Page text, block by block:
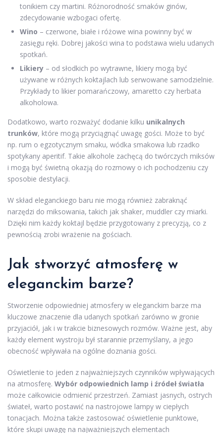
tonikiem czy martini. Różnorodność smaków ginów,
zdecydowanie wzbogaci ofertę.
Wino – czerwone, białe i różowe wina powinny być w
zasięgu ręki. Dobrej jakości wina to podstawa wielu udanych
spotkań.
Likiery – od słodkich po wytrawne, likiery mogą być
używane w różnych koktajlach lub serwowane samodzielnie.
Przykłady to likier pomarańczowy, amaretto czy herbata
alkoholowa.
Dodatkowo, warto rozważyć dodanie kilku unikalnych
trunków, które mogą przyciągnąć uwagę gości. Może to być
np. rum o egzotycznym smaku, wódka smakowa lub rzadko
spotykany aperitif. Takie alkohole zachęcą do twórczych miksów
i mogą być świetną okazją do rozmowy o ich pochodzeniu czy
sposobie destylacji.
W skład eleganckiego baru nie mogą również zabraknąć
narzędzi do miksowania, takich jak shaker, muddler czy miarki.
Dzięki nim każdy koktajl będzie przygotowany z precyzją, co z
pewnością zrobi wrażenie na gościach.
Jak stworzyć atmosferę w
eleganckim barze?
Stworzenie odpowiedniej atmosfery w eleganckim barze ma
kluczowe znaczenie dla udanych spotkań zarówno w gronie
przyjaciół, jak i w trakcie biznesowych rozmów. Ważne jest, aby
każdy element wystroju był starannie przemyślany, a jego
obecność wpływała na ogólne doznania gości.
Oświetlenie to jeden z najważniejszych czynników wpływających
na atmosferę. Wybór odpowiednich lamp i źródeł światła
może całkowicie odmienić przestrzeń. Zamiast jasnych, ostrych
świateł, warto postawić na nastrojowe lampy w ciepłych
tonacjach. Można także zastosować oświetlenie punktowe,
które skupi uwagę na najważniejszych elementach